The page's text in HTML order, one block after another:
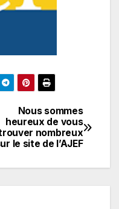
Nous sommes
heureux de vous
nombreux
le site de l’AJEF